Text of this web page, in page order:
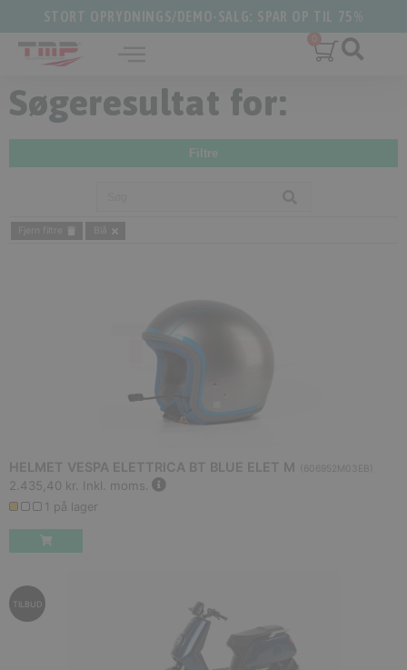
STORT OPRYDNINGS/DEMO-SALG: SPAR OP TIL 75%
Søgeresultat for:
Filtre
HELMET VESPA ELETTRICA BT BLUE ELET M 606952M03EB
2.435,40 kr. Inkl. moms.
1 på lager
TILBUD